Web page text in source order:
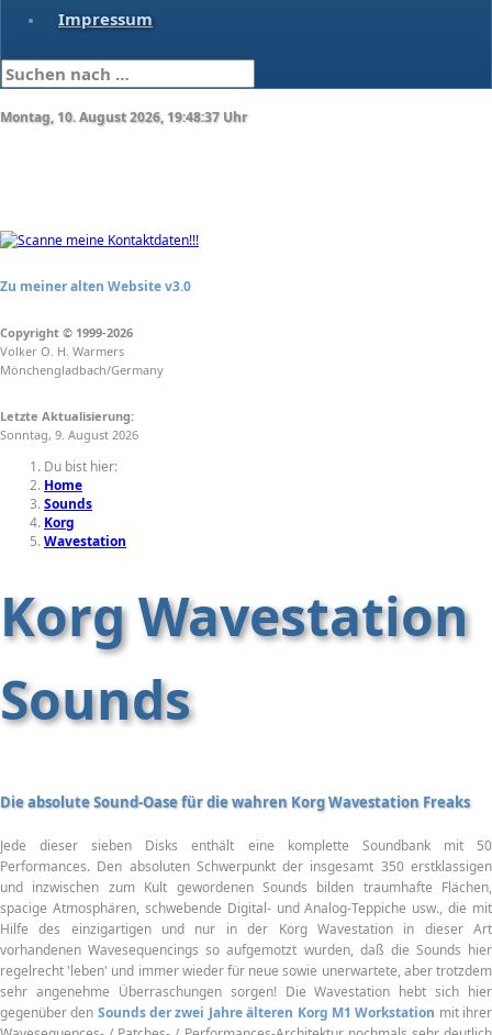
Impressum
Montag, 10. August 2026, 19:48:37 Uhr
Zu meiner alten Website v3.0
Copyright © 1999-2026
Volker O. H. Warmers
Mönchengladbach/Germany
Letzte Aktualisierung:
Sonntag, 9. August 2026
Du bist hier:
Home
Sounds
Korg
Wavestation
Korg Wavestation
Sounds
Die absolute Sound-Oase für die wahren Korg Wavestation Freaks
Jede dieser sieben Disks enthält eine komplette Soundbank mit 50
Performances. Den absoluten Schwerpunkt der insgesamt 350 erstklassigen
und inzwischen zum Kult gewordenen Sounds bilden traumhafte Flächen,
spacige Atmosphären, schwebende Digital- und Analog-Teppiche usw., die mit
Hilfe des einzigartigen und nur in der Korg Wavestation in dieser Art
vorhandenen Wavesequencings so aufgemotzt wurden, daß die Sounds hier
regelrecht 'leben' und immer wieder für neue sowie unerwartete, aber trotzdem
sehr angenehme Überraschungen sorgen! Die Wavestation hebt sich hier
gegenüber den Sounds der zwei Jahre älteren Korg M1 Workstation mit ihrer